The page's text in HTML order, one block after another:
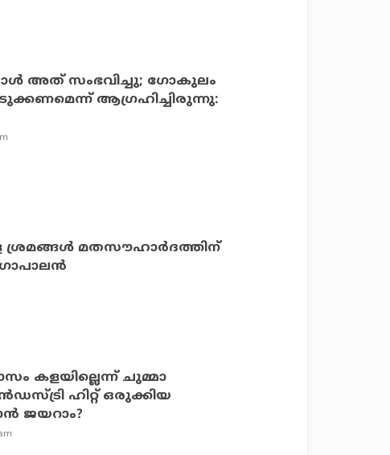
അത് സംഭവിച്ചു; ഗോകുലം
ആഗ്രഹിച്ചിരുന്നു:
മതസൗഹാര്‍ദത്തിന്
കളയില്ലെന്ന് ചുമ്മാ
ഹിറ്റ് ഒരുക്കിയ
ജയറാം?